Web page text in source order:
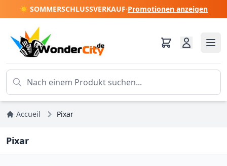
☀️ SOMMERSCHLUSSVERKAUF·Promotionen anzeigen
Accueil Pixar
Pixar